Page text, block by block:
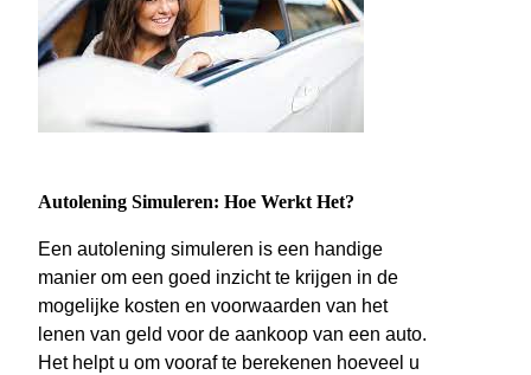
Autolening Simuleren: Hoe Werkt Het?
Een autolening simuleren is een handige
manier om een goed inzicht te krijgen in de
mogelijke kosten en voorwaarden van het
lenen van geld voor de aankoop van een auto.
Het helpt u om vooraf te berekenen hoeveel u